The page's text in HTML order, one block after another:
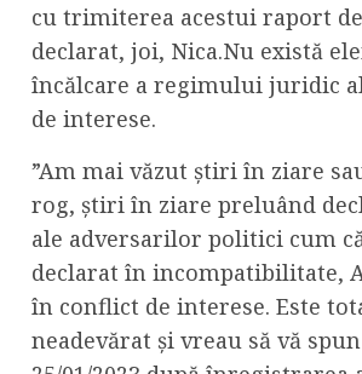
cu trimiterea acestui raport
declarat, joi, Nica.Nu există
încălcare a regimului juridic
de interese.
”Am mai văzut știri în ziare
rog, știri în ziare preluând
ale adversarilor politici cum
declarat în incompatibilitate,
în conflict de interese. Este
neadevărat și vreau să vă